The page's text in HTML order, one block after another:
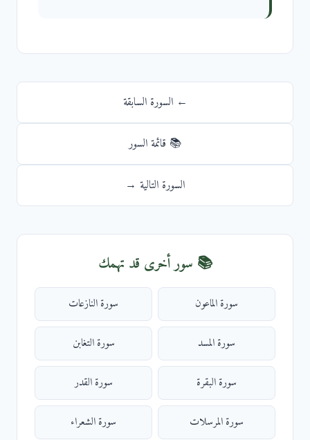
← السورة السابقة
📚 قائمة السور
السورة التالية →
📚 سور أخرى قد تهمك
سورة الماعون سورة النازعات
سورة المسد سورة التغابن
سورة البقرة سورة القدر
سورة المرسلات سورة الشعراء